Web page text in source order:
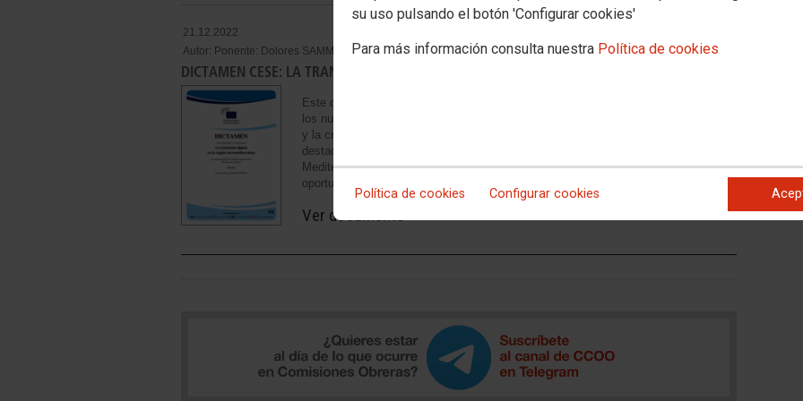
su uso pulsando el botón 'Configurar cookies'
Para más información consulta nuestra Política de cookies
Política de cookies Configurar cookies
21.12.2022
Autor: Ponente: Dolores SAMMUT BONNICI
DICTAMEN CESE: LA TRANSICIÓN DIGITAL EN LA REGIÓN EUROMEDITERRÁNEA (REX/549)
Este documento informativo, aprobado en el pleno 574 (diciembre 2022), analiza
los nuevos aspectos de la transición digital para el desarrollo económico inclusivo
y la creación de empleo en toda la región euromediterránea. Entre otros aspectos,
destaca el impacto potencial de la asociación renovada con el sur del
Mediterráneo y su apoyo a economías resilientes, sostenibles y conectadas con
oportunidades para todos, especialmente para las mujeres y los jóvenes.
Ver documento